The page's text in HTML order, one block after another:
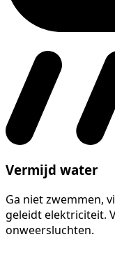
Vermijd water
Ga niet zwemmen,
geleidt elektriciteit.
onweersluchten.